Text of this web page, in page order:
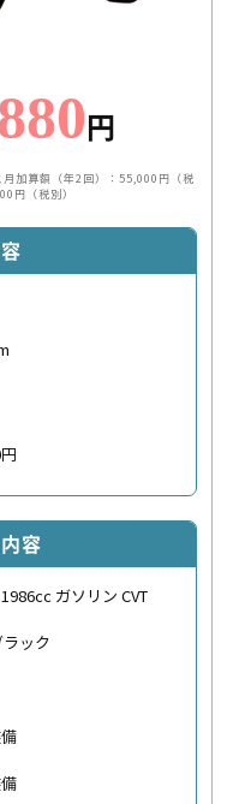
円
月加算額（年2回）：55,000円（税
円（税別）
容
ガソリン CVT
ラック